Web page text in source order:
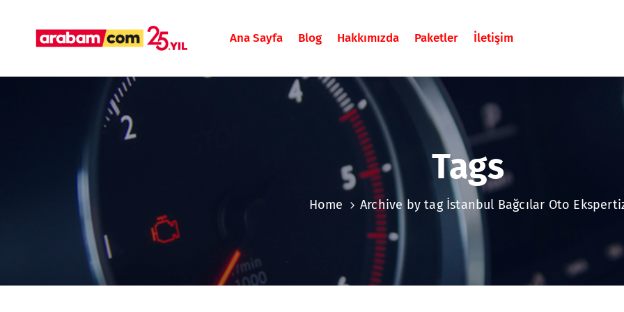
Ana Sayfa Blog Hakkımızda Paketler İletişim
Tags
Home Archive by tag İstanbul Bağcılar Oto